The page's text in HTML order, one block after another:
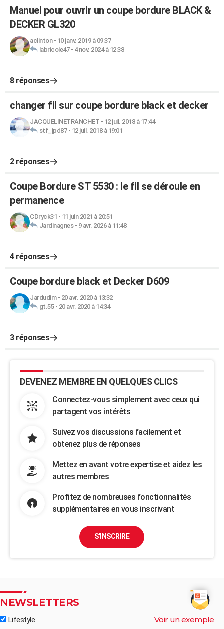
Manuel pour ouvrir un coupe bordure BLACK &
DECKER GL320
aclinton- 10 janv. 2019 à 09:37
labricole47- 4 nov. 2024 à 12:38
8 réponses
changer fil sur coupe bordure black et decker
JACQUELINETRANCHET - 12 juil. 2018 à 17:44
stf_jpd87- 12 juil. 2018 à 19:01
2 réponses
Coupe Bordure ST 5530 : le fil se déroule en
permanence
CDryck31 - 11 juin 2021 à 20:51
Jardinagnes- 9 avr. 2026 à 11:48
4 réponses
Coupe bordure black et Decker D609
Jardudim- 20 avr. 2020 à 13:32
gt.55- 20 avr. 2020 à 14:34
3 réponses
DEVENEZ MEMBRE EN QUELQUES CLICS
Connectez-vous simplement avec ceux qui
partagent vos intérêts
Suivez vos discussions facilement et
obtenez plus de réponses
Mettez en avant votre expertise et aidez les
autres membres
Profitez de nombreuses fonctionnalités
supplémentaires en vous inscrivant
S'INSCRIRE
NEWSLETTERS
Lifestyle
Voir un exemple